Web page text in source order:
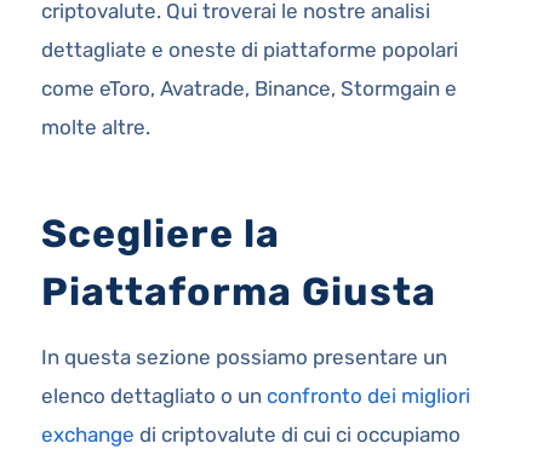
criptovalute. Qui troverai le nostre analisi
dettagliate e oneste di piattaforme popolari
come eToro, Avatrade, Binance, Stormgain e
molte altre.
Scegliere la
Piattaforma Giusta
In questa sezione possiamo presentare un
elenco dettagliato o un confronto dei migliori
exchange di criptovalute di cui ci occupiamo